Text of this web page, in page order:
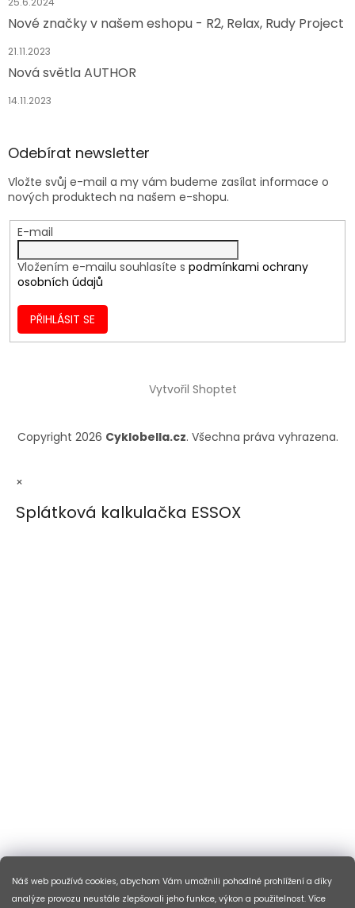
Náš web používá cookies, abychom Vám umožnili pohodlné prohlížení a díky
analýze provozu neustále zlepšovali jeho funkce, výkon a použitelnost. Více
Nové značky v našem eshopu - R2, Relax, Rudy Project
21.11.2023
Nová světla AUTHOR
14.11.2023
Odebírat newsletter
Vložte svůj e-mail a my vám budeme zasílat informace o
nových produktech na našem e-shopu.
E-mail
Vložením e-mailu souhlasíte s podmínkami ochrany
osobních údajů
PŘIHLÁSIT SE
Vytvořil Shoptet
Copyright 2026 Cyklobella.cz. Všechna práva vyhrazena.
×
Splátková kalkulačka ESSOX